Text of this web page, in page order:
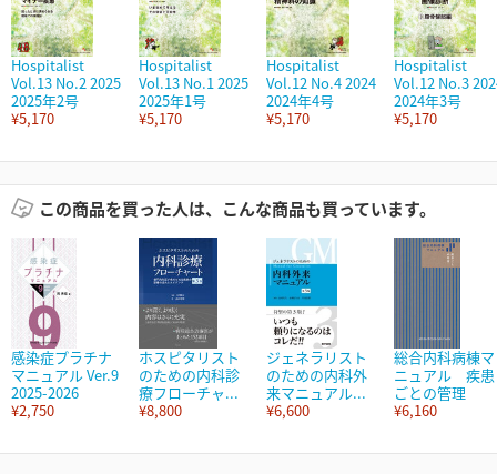
Hospitalist
Vol.13 No.2 2025
2025年2号
¥5,170
Hospitalist
Vol.13 No.1 2025
2025年1号
¥5,170
Hospitalist
Vol.12 No.4 2024
2024年4号
¥5,170
Hospitalist
Vol.12 No.3
2024年3号
¥5,170
この商品を買った人は、こんな商品も買っています。
感染症プラチナ
マニュアル Ver.9
2025-2026
¥2,750
ホスピタリスト
のための内科診
療フローチャ...
¥8,800
ジェネラリスト
のための内科外
来マニュアル...
¥6,600
総合内科病棟マ
ニュアル 疾患
ごとの管理
¥6,160